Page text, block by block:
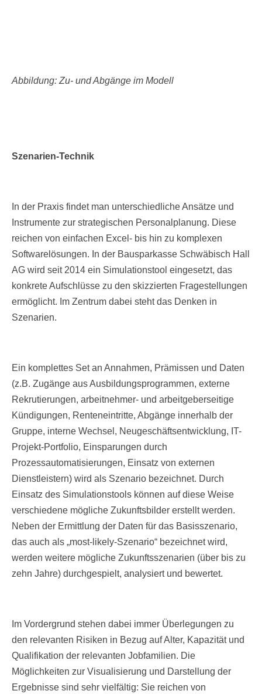
Abbildung: Zu- und Abgänge im Modell
Szenarien-Technik
In der Praxis findet man unterschiedliche Ansätze und
Instrumente zur strategischen Personalplanung. Diese
reichen von einfachen Excel- bis hin zu komplexen
Softwarelösungen. In der Bausparkasse Schwäbisch Hall
AG wird seit 2014 ein Simulationstool eingesetzt, das
konkrete Aufschlüsse zu den skizzierten Fragestellungen
ermöglicht. Im Zentrum dabei steht das Denken in
Szenarien.
Ein komplettes Set an Annahmen, Prämissen und Daten
(z.B. Zugänge aus Ausbildungsprogrammen, externe
Rekrutierungen, arbeitnehmer- und arbeitgeberseitige
Kündigungen, Renteneintritte, Abgänge innerhalb der
Gruppe, interne Wechsel, Neugeschäftsentwicklung, IT-
Projekt-Portfolio, Einsparungen durch
Prozessautomatisierungen, Einsatz von externen
Dienstleistern) wird als Szenario bezeichnet. Durch
Einsatz des Simulationstools können auf diese Weise
verschiedene mögliche Zukunftsbilder erstellt werden.
Neben der Ermittlung der Daten für das Basisszenario,
das auch als „most-likely-Szenario“ bezeichnet wird,
werden weitere mögliche Zukunftsszenarien (über bis zu
zehn Jahre) durchgespielt, analysiert und bewertet.
Im Vordergrund stehen dabei immer Überlegungen zu
den relevanten Risiken in Bezug auf Alter, Kapazität und
Qualifikation der relevanten Jobfamilien. Die
Möglichkeiten zur Visualisierung und Darstellung der
Ergebnisse sind sehr vielfältig: Sie reichen von